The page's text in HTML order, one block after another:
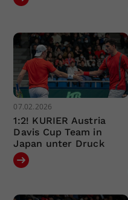
07.02.2026
1:2! KURIER Austria
Davis Cup Team in
Japan unter Druck